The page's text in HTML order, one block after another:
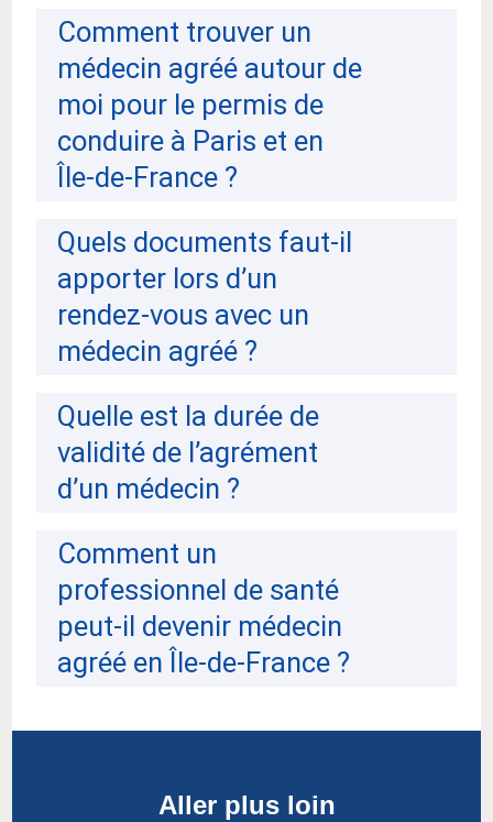
Comment trouver un
médecin agréé autour de
moi pour le permis de
conduire à Paris et en
Île-de-France ?
Quels documents faut-il
apporter lors d’un
rendez-vous avec un
médecin agréé ?
Quelle est la durée de
validité de l’agrément
d’un médecin ?
Comment un
professionnel de santé
peut-il devenir médecin
agréé en Île-de-France ?
Aller plus loin